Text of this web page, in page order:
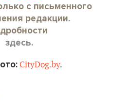
с письменного
редакции.
здесь.
CityDog.by.